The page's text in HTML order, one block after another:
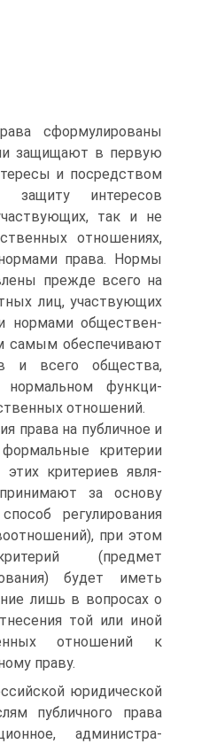
сформулированы
защищают в первую
и посредством
защиту интересов
так и не
от­ношениях,
права. Нормы
прежде всего на
лиц, участвующих
нормами обществен­
самым обеспечивают
и всего общества,
нормальном функци­
отношений.
права на публичное и
критерии
критериев явля­
за основу
регулирования
при этом
(предмет
будет иметь
лишь в вопросах о
той или иной
отношений к
праву.
юридической
публичного права
администра­